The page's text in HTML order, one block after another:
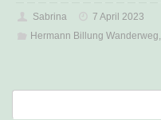
Sabrina
7 April 2023
Hermann Billung Wanderweg,